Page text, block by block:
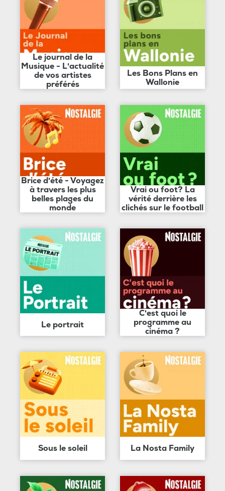
Le journal de la
Musique - L'actualité
de vos artistes
préférés
Les Bons Plans en
Wallonie
Brice d'été - Voyagez
à travers les plus
belles plages du
monde
Vrai ou foot? La
vérité derrière les
clichés sur le football
Le portrait
C'est quoi le
programme au
cinéma ?
Sous le soleil La Nosta Family